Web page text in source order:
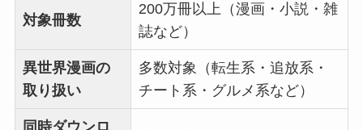
対象冊数
200万冊以上（漫画・小説・雑
誌など）
異世界漫画の
取り扱い
多数対象（転生系・追放系・
チート系・グルメ系など）